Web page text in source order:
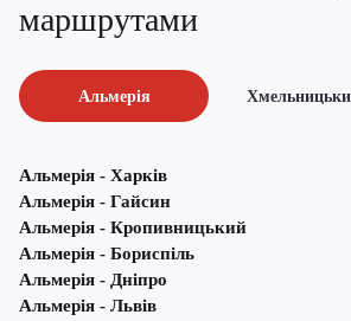
маршрутами
Альмерія
Альмерія - Харків
Альмерія - Гайсин
Альмерія - Кропивницький
Альмерія - Бориспіль
Альмерія - Дніпро
Альмерія - Львів